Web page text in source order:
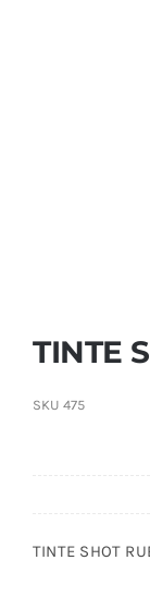
TINTE
SKU 475
TINTE SHOT